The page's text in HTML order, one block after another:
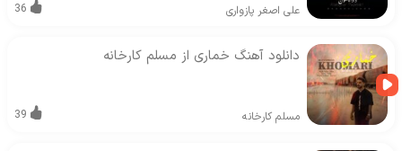
علی اصغر پازواری 36
دانلود آهنگ خماری از مسلم کارخانه
مسلم کارخانه 39